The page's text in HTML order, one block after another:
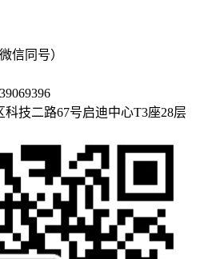
信同号）
技二路67号启迪中心T3座28层